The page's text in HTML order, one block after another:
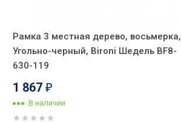
Рамка 3 местная дерево, восьмерка,
Угольно-черный, Bironi Шедель BF8-
630-119
1 867 ₽
В наличии